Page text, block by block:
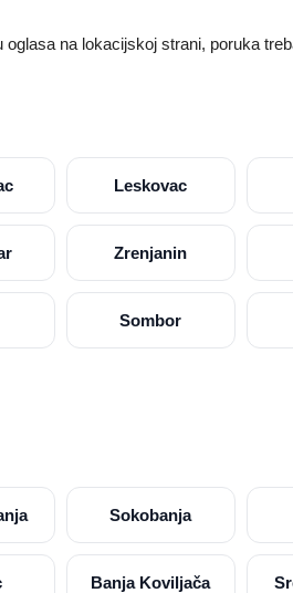
na lokacijskoj strani, poruka
Leskovac
Zrenjanin
Sombor
Sokobanja
Banja Koviljača